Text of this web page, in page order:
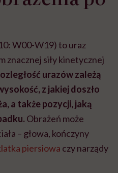
W00-W19) to uraz
znacznej siły kinetycznej
urazów zależą
z jakiej doszło
a także pozycji, jaką
Obrażeń może
– głowa, kończyny
piersiowa czy narządy